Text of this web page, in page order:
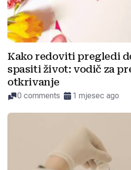
Kako redoviti pregledi
spasiti život: vodič za
otkrivanje
0 comments 1 mjesec ago